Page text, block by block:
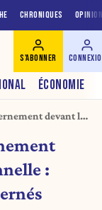
CHRONIQUES
ÉCONOMIE
S'ABONNER
devant la
: